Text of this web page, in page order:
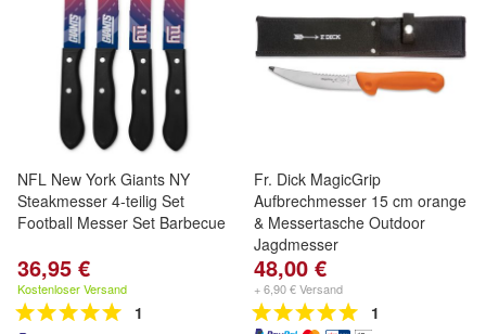
NFL New York Giants NY
Steakmesser 4-teilig Set
Football Messer Set Barbecue
36,95 €
Kostenloser Versand
1
Fr. Dick MagicGrip
Aufbrechmesser 15 cm orange
& Messertasche Outdoor
Jagdmesser
48,00 €
+ 6,90 € Versand
1